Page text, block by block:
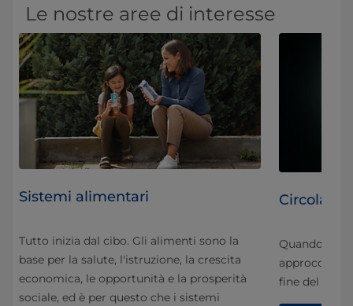
Le nostre aree di interesse
Sistemi alimentari
Tutto inizia dal cibo. Gli alimenti sono la
base per la salute, l'istruzione, la crescita
economica, le opportunità e la prosperità
sociale, ed è per questo che i sistemi
Circolarità
Quando si
approccio
fine del ciclo